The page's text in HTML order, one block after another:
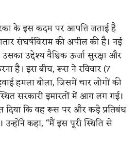
के इस कदम पर आपत्ति जताई है
संघर्षविराम की अपील की है। नई
उद्देश्य वैश्विक ऊर्जा सुरक्षा और
करना है। इस बीच, रूस ने रविवार (7
हमला बोला, जिसमें चार लोगों की
सरकारी इमारतों में आग लग गई।
दिया कि वह रूस पर और कड़े प्रतिबंध
कहा, “मैं इस पूरी स्थिति से